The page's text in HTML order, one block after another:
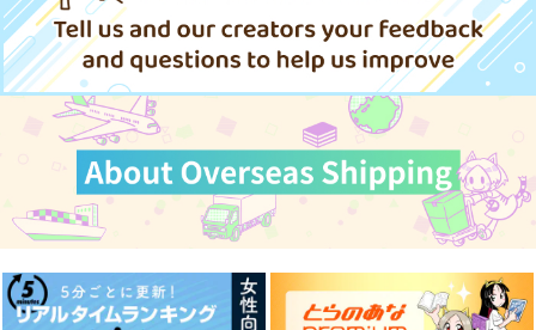
Hozmic.
574円（税込）
燭台切光忠×大倶利伽羅
サンプル
HIGH SCORE BOYS
趣ハイジャンプ
1,980円（税込）
サンプル
夏灰に埋む
かぼすサイダー
781円（税込）
燭台切光忠
サンプル
刀剣乱舞
大倶利伽羅×燭台切光忠
サンプル
カート